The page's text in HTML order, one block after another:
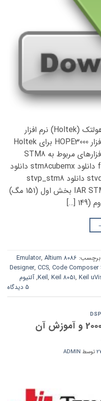
نرم افزارهای مربوط به میکروکنترلر هولتک (Holtek) نرم افزار
میکروکنترلر هولتک HT_IDE3 نرم افزار HOPE3000 برای Holtek
پروگرمر e-link برای hope3000 نرم افزارهای مربوط به STM8
(آپدیت 2023) دانلود flasher_stm8 دانلود stm8cubemx دانلود
stm_studio_stm8 دانلود stvd_stm8 دانلود stvp_stm8
دانلود CXSTM8 دانلود IAR STM8 V3.11.4 بخش اول (151 مگ)
برچسب: 8086 Emulator
, Altium
Designer, CCS, Code Composer
Keil, Keil 8051, Keil
,آلتیوم
5 دیدگاه
توسط ADMIN